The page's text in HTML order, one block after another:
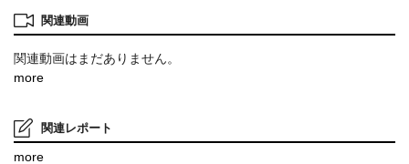
関連動画
関連動画はまだありません。
more
関連レポート
more